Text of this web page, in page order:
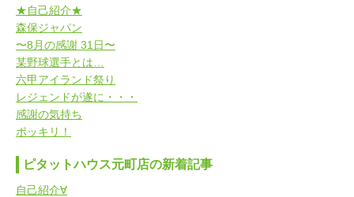
★自己紹介★
森保ジャパン
〜8月の感謝 31日〜
某野球選手とは…
六甲アイランド祭り
レジェンドが遂に・・・
感謝の気持ち
ポッキリ！
ピタットハウス元町店の新着記事
自己紹介∀